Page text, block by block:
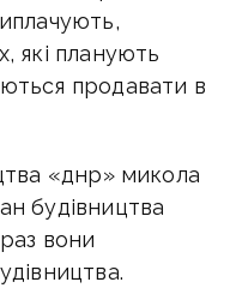
які планують
продавати в
«днр» микола
будівництва
вони